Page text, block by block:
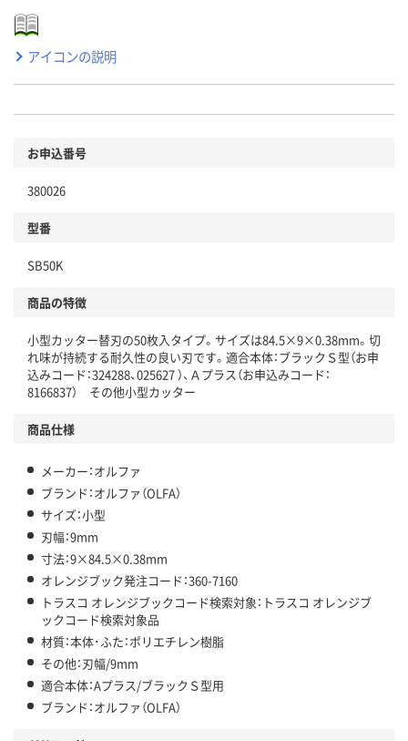
アイコンの説明
お申込番号
380026
型番
SB50K
商品の特徴
小型カッター替刃の50枚入タイプ。サイズは84.5×9×0.38mm。切
れ味が持続する耐久性の良い刃です。適合本体：ブラックＳ型（お申
込みコード：324288、025627 ）、Ａプラス（お申込みコード：
8166837） その他小型カッター
商品仕様
メーカー：オルファ
ブランド：オルファ（OLFA）
サイズ：小型
刃幅：9mm
寸法：9×84.5×0.38mm
オレンジブック発注コード：360-7160
トラスコ オレンジブックコード検索対象：トラスコ オレンジブ
ックコード検索対象品
材質：本体･ふた：ポリエチレン樹脂
その他：刃幅/9mm
適合本体：Aプラス/ブラックＳ型用
ブランド：オルファ（OLFA）